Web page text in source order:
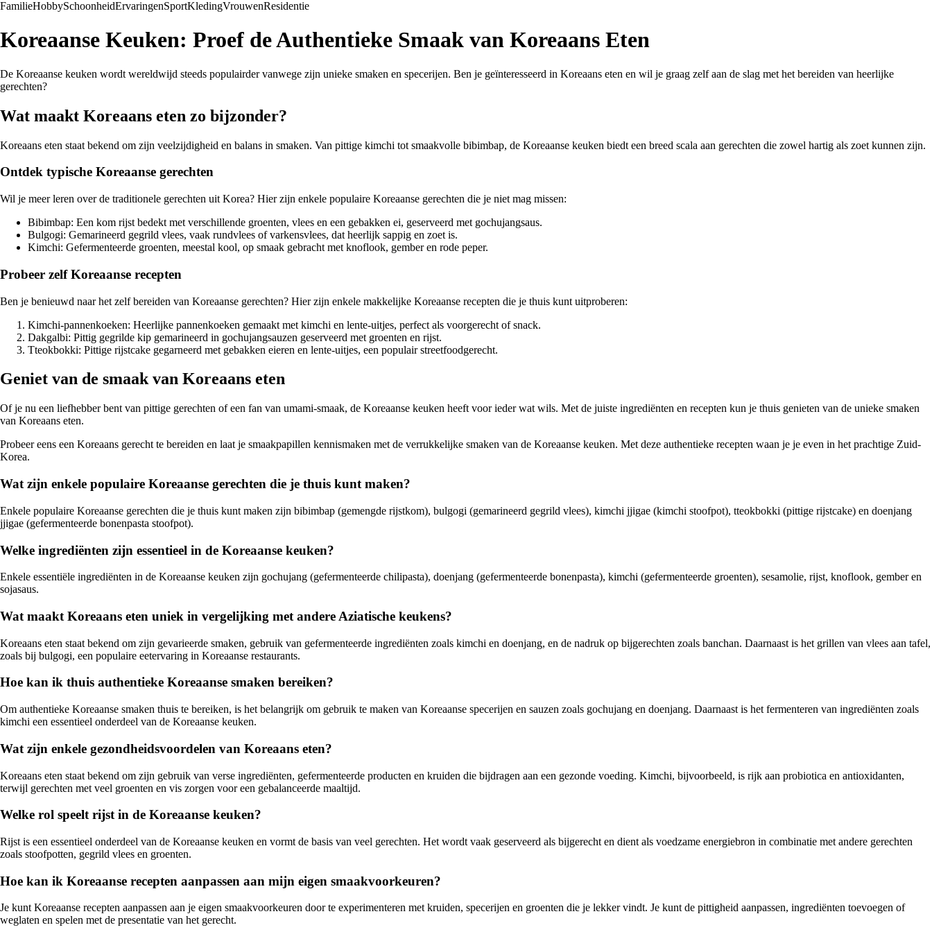
FamilieHobbySchoonheidErvaringenSportKledingVrouwenResidentie
Koreaanse Keuken: Proef de Authentieke Smaak van Koreaans Eten
De Koreaanse keuken wordt wereldwijd steeds populairder vanwege zijn unieke smaken en specerijen. Ben je geïnteresseerd in Koreaans eten en wil je graag zelf aan de slag met het bereiden van heerlijke
gerechten?
Wat maakt Koreaans eten zo bijzonder?
Koreaans eten staat bekend om zijn veelzijdigheid en balans in smaken. Van pittige kimchi tot smaakvolle bibimbap, de Koreaanse keuken biedt een breed scala aan gerechten die zowel hartig als zoet kunnen zijn.
Ontdek typische Koreaanse gerechten
Wil je meer leren over de traditionele gerechten uit Korea? Hier zijn enkele populaire Koreaanse gerechten die je niet mag missen:
Bibimbap: Een kom rijst bedekt met verschillende groenten, vlees en een gebakken ei, geserveerd met gochujangsaus.
Bulgogi: Gemarineerd gegrild vlees, vaak rundvlees of varkensvlees, dat heerlijk sappig en zoet is.
Kimchi: Gefermenteerde groenten, meestal kool, op smaak gebracht met knoflook, gember en rode peper.
Probeer zelf Koreaanse recepten
Ben je benieuwd naar het zelf bereiden van Koreaanse gerechten? Hier zijn enkele makkelijke Koreaanse recepten die je thuis kunt uitproberen:
Kimchi-pannenkoeken: Heerlijke pannenkoeken gemaakt met kimchi en lente-uitjes, perfect als voorgerecht of snack.
Dakgalbi: Pittig gegrilde kip gemarineerd in gochujangsauzen geserveerd met groenten en rijst.
Tteokbokki: Pittige rijstcake gegarneerd met gebakken eieren en lente-uitjes, een populair streetfoodgerecht.
Geniet van de smaak van Koreaans eten
Of je nu een liefhebber bent van pittige gerechten of een fan van umami-smaak, de Koreaanse keuken heeft voor ieder wat wils. Met de juiste ingrediënten en recepten kun je thuis genieten van de unieke smaken
van Koreaans eten.
Probeer eens een Koreaans gerecht te bereiden en laat je smaakpapillen kennismaken met de verrukkelijke smaken van de Koreaanse keuken. Met deze authentieke recepten waan je je even in het prachtige Zuid-
Korea.
Wat zijn enkele populaire Koreaanse gerechten die je thuis kunt maken?
Enkele populaire Koreaanse gerechten die je thuis kunt maken zijn bibimbap (gemengde rijstkom), bulgogi (gemarineerd gegrild vlees), kimchi jjigae (kimchi stoofpot), tteokbokki (pittige rijstcake) en doenjang
jjigae (gefermenteerde bonenpasta stoofpot).
Welke ingrediënten zijn essentieel in de Koreaanse keuken?
Enkele essentiële ingrediënten in de Koreaanse keuken zijn gochujang (gefermenteerde chilipasta), doenjang (gefermenteerde bonenpasta), kimchi (gefermenteerde groenten), sesamolie, rijst, knoflook, gember en
sojasaus.
Wat maakt Koreaans eten uniek in vergelijking met andere Aziatische keukens?
Koreaans eten staat bekend om zijn gevarieerde smaken, gebruik van gefermenteerde ingrediënten zoals kimchi en doenjang, en de nadruk op bijgerechten zoals banchan. Daarnaast is het grillen van vlees aan tafel,
zoals bij bulgogi, een populaire eetervaring in Koreaanse restaurants.
Hoe kan ik thuis authentieke Koreaanse smaken bereiken?
Om authentieke Koreaanse smaken thuis te bereiken, is het belangrijk om gebruik te maken van Koreaanse specerijen en sauzen zoals gochujang en doenjang. Daarnaast is het fermenteren van ingrediënten zoals
kimchi een essentieel onderdeel van de Koreaanse keuken.
Wat zijn enkele gezondheidsvoordelen van Koreaans eten?
Koreaans eten staat bekend om zijn gebruik van verse ingrediënten, gefermenteerde producten en kruiden die bijdragen aan een gezonde voeding. Kimchi, bijvoorbeeld, is rijk aan probiotica en antioxidanten,
terwijl gerechten met veel groenten en vis zorgen voor een gebalanceerde maaltijd.
Welke rol speelt rijst in de Koreaanse keuken?
Rijst is een essentieel onderdeel van de Koreaanse keuken en vormt de basis van veel gerechten. Het wordt vaak geserveerd als bijgerecht en dient als voedzame energiebron in combinatie met andere gerechten
zoals stoofpotten, gegrild vlees en groenten.
Hoe kan ik Koreaanse recepten aanpassen aan mijn eigen smaakvoorkeuren?
Je kunt Koreaanse recepten aanpassen aan je eigen smaakvoorkeuren door te experimenteren met kruiden, specerijen en groenten die je lekker vindt. Je kunt de pittigheid aanpassen, ingrediënten toevoegen of
weglaten en spelen met de presentatie van het gerecht.